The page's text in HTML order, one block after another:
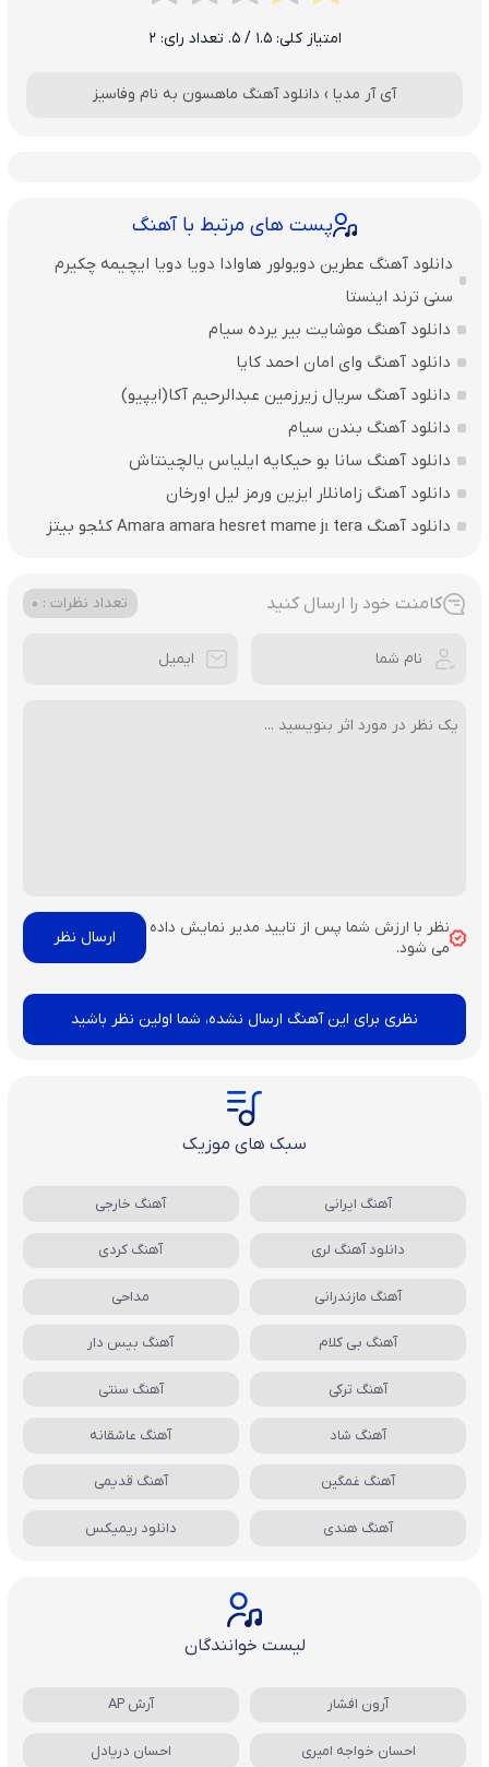
امتیاز کلی:1.5 / 5. تعداد رای: 2
آی آر مدیا › دانلود آهنگ ماهسون به نام وفاسیز
پست های مرتبط با آهنگ
دانلود آهنگ عطرین دویولور هاوادا دویا دویا ایچیمه چکیرم
سنی ترند اینستا
دانلود آهنگ موشایت بیر یرده سیام
دانلود آهنگ وای امان احمد کایا
دانلود آهنگ سریال زیرزمین عبدالرحیم آکا(ایپیو)
دانلود آهنگ بندن سیام
دانلود آهنگ سانا بو حیکایه ایلیاس یالچینتاش
دانلود آهنگ زامانلار ایزین ورمز لیل اورخان
دانلود آهنگ Amara amara hesret mame jı tera کئجو بیتز
کامنت خود را ارسال کنید تعداد نظرات : 0
نظر با ارزش شما پس از تایید مدیر نمایش داده
می شود.
نظری برای این آهنگ ارسال نشده، شما اولین نظر باشید
سبک های موزیک
آهنگ ایرانی آهنگ خارجی
دانلود آهنگ لری آهنگ کردی
آهنگ مازندرانی مداحی
آهنگ بی کلام آهنگ بیس دار
آهنگ ترکی آهنگ سنتی
آهنگ شاد آهنگ عاشقانه
آهنگ غمگین آهنگ قدیمی
آهنگ هندی دانلود ریمیکس
لیست خوانندگان
آرون افشار آرش AP
احسان خواجه امیری احسان دریادل